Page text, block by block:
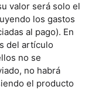
valor será solo el
los gastos
al pago). En
del artículo
no se
no habrá
el producto